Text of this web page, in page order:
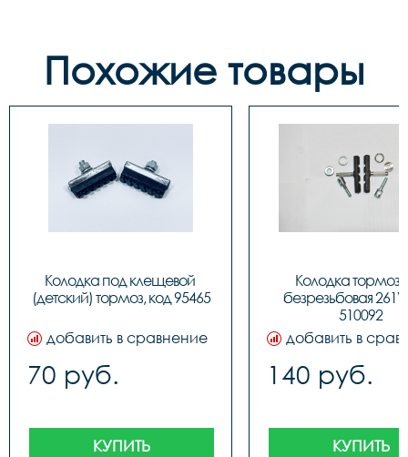
Похожие товары
Колодка под клещевой
(детский) тормоз, код 95465
добавить в сравнение
70 руб.
КУПИТЬ
Колодка
безрезьбовая
510092
добавить в
140 руб.
КУПИТЬ